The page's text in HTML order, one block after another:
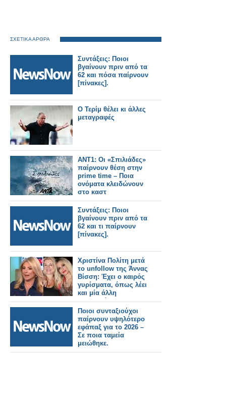
ΣΧΕΤΙΚΑ ΑΡΘΡΑ
Συντάξεις: Ποιοι
βγαίνουν πριν από τα
62 και πόσα παίρνουν
[πίνακες].
Ο Τερίμ θέλει κι άλλες
μεταγραφές
ΑΝΤ1: Οι «Σπιλιάδες»
παίρνουν θέση στην
prime time – Ποια
ονόματα κλειδώνουν
στο καστ
Συντάξεις: Ποιοι
βγαίνουν πριν από τα
62 και τι παίρνουν
[πίνακες].
Χριστίνα Πολίτη μετά
το unfollow της Άννας
Βίσση: Έχει ο καιρός
γυρίσματα, όπως λέει
και μία άλλη
τραγουδίστρια
Ποιοι συνταξιούχοι
παίρνουν υψηλότερο
εφάπαξ για το 2026 –
Σε ποια ταμεία
μειώθηκε.